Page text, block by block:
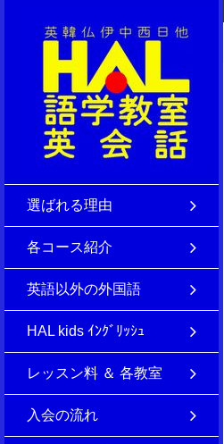
選ばれる理由
各コース紹介
英語以外の外国語
HAL kids ｲﾝｸﾞﾘｯｼｭ
レッスン料 ＆ 各教室
入会の流れ